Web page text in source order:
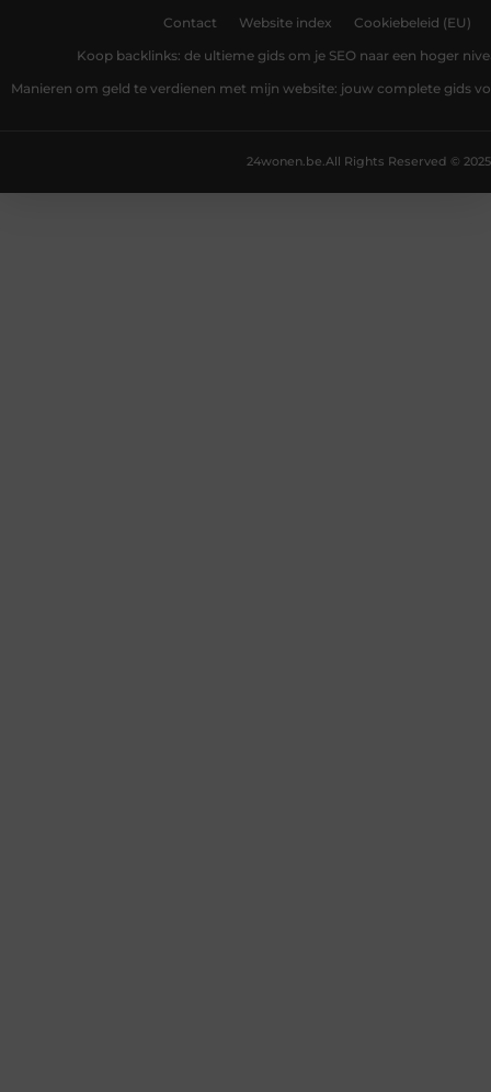
Contact Website index Cookiebeleid (EU)
Koop backlinks: de ultieme gids om je SEO naar een hoger
Manieren om geld te verdienen met mijn website: jouw complete gids
All Rights Reserved © 2025
24wonen.be.